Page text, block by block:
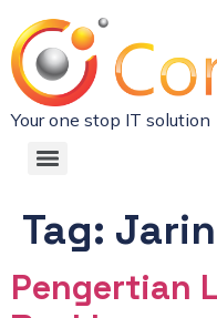
Your one stop IT solution
Tag:
Pengertian